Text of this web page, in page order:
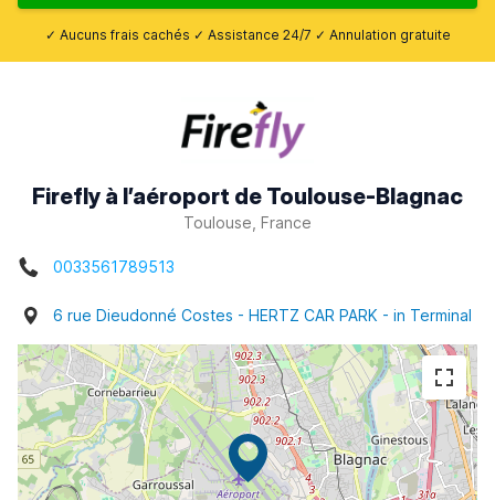
✓ Aucuns frais cachés ✓ Assistance 24/7 ✓ Annulation gratuite
Firefly à l’aéroport de Toulouse-Blagnac
Toulouse, France
0033561789513
6 rue Dieudonné Costes - HERTZ CAR PARK - in Terminal